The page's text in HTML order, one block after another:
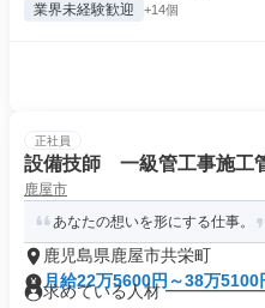
業界未経験歓迎 +14個
正社員
設備技師 一級管工事施工
鹿屋市
あなたの想いを形にする仕事。
鹿児島県鹿屋市共栄町
月給22万5600円～38万5100
求めている人材